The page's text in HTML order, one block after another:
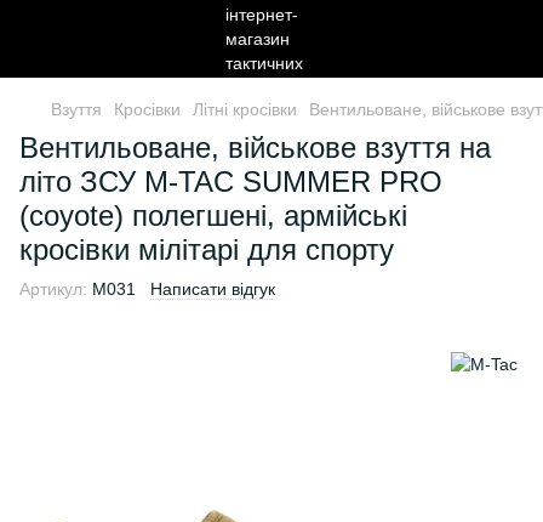
Взуття Кросівки Літні кросівки Вентильоване, військове
Вентильоване, військове взуття на
літо ЗСУ M-TAC SUMMER PRO
(coyote) полегшені, армійські
кросівки мілітарі для спорту
Артикул: M031 Написати відгук